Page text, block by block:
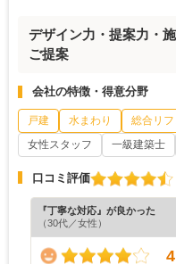
デザイン力・提案力・
ご提案
会社の特徴・得意分野
戸建 水まわり 総合リ
女性スタッフ
一級建築士
口コミ評価
『丁寧な対応』が良かった
（30代／女性）
4